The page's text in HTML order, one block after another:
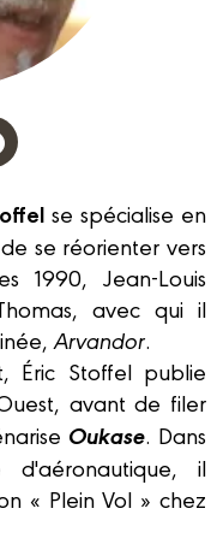
se spécialise en
se réorienter vers
1990, Jean-Louis
avec qui il
Arvandor.
Éric Stoffel publie
avant de filer
Oukase. Dans
il
« Plein Vol » chez